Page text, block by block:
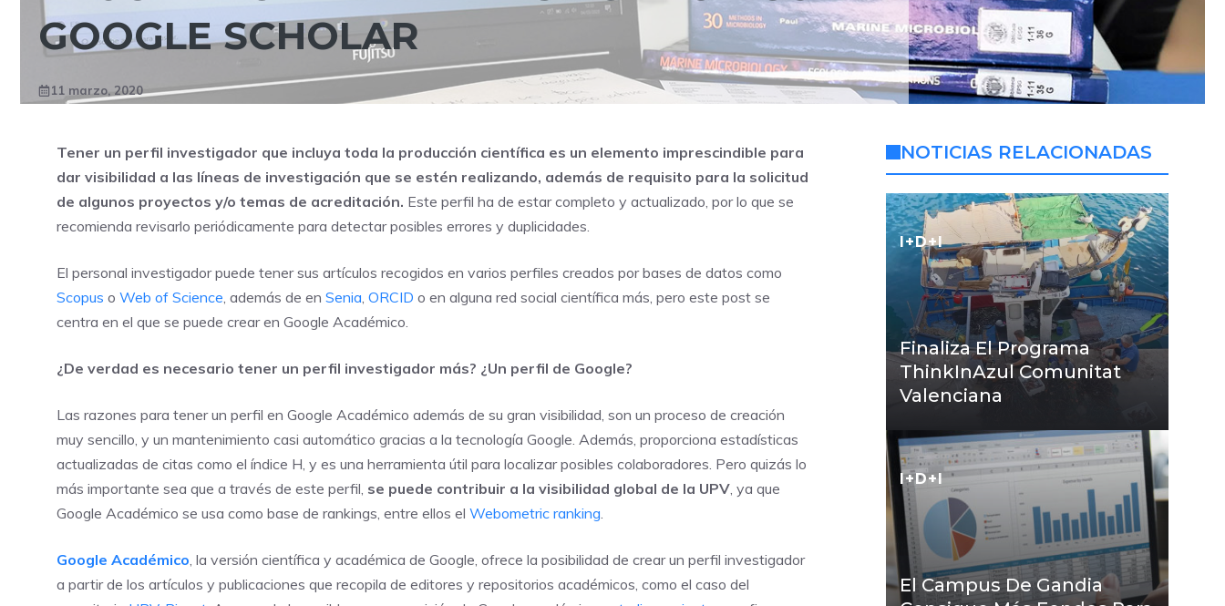
GOOGLE SCHOLAR
11 marzo, 2020
Tener un perfil investigador que incluya toda la producción científica es un elemento imprescindible para
dar visibilidad a las líneas de investigación que se estén realizando, además de requisito para la solicitud
de algunos proyectos y/o temas de acreditación. Este perfil ha de estar completo y actualizado, por lo que se
recomienda revisarlo periódicamente para detectar posibles errores y duplicidades.
El personal investigador puede tener sus artículos recogidos en varios perfiles creados por bases de datos como
Scopus o Web of Science, además de en Senia, ORCID o en alguna red social científica más, pero este post se
centra en el que se puede crear en Google Académico.
¿De verdad es necesario tener un perfil investigador más? ¿Un perfil de Google?
Las razones para tener un perfil en Google Académico además de su gran visibilidad, son un proceso de creación
muy sencillo, y un mantenimiento casi automático gracias a la tecnología Google. Además, proporciona estadísticas
actualizadas de citas como el índice H, y es una herramienta útil para localizar posibles colaboradores. Pero quizás lo
más importante sea que a través de este perfil, se puede contribuir a la visibilidad global de la UPV, ya que
Google Académico se usa como base de rankings, entre ellos el Webometric ranking.
Google Académico, la versión científica y académica de Google, ofrece la posibilidad de crear un perfil investigador
a partir de los artículos y publicaciones que recopila de editores y repositorios académicos, como el caso del
NOTICIAS RELACIONADAS
I+D+I
Finaliza El Programa
ThinkInAzul Comunitat
Valenciana
I+D+I
El Campus De Gandia